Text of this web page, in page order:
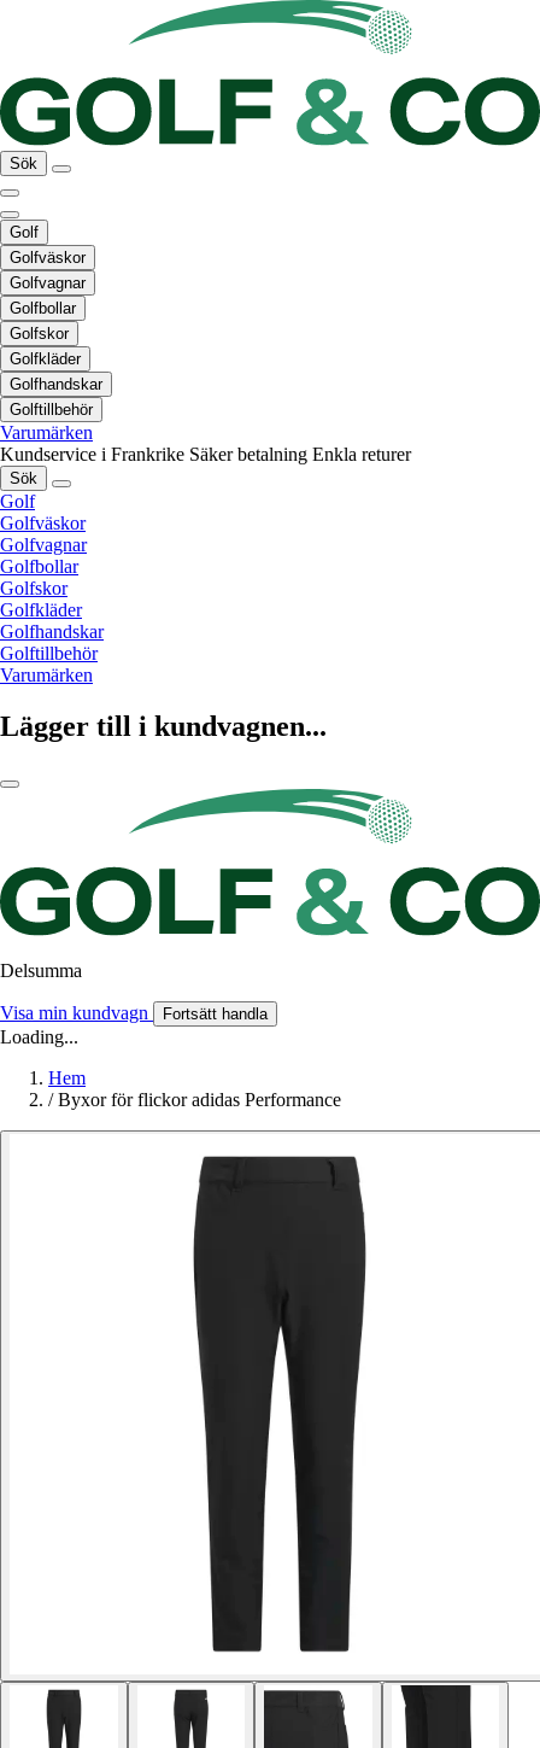
Sök
Golf
Golfväskor
Golfvagnar
Golfbollar
Golfskor
Golfkläder
Golfhandskar
Golftillbehör
Varumärken
Kundservice i Frankrike Säker betalning Enkla returer
Sök
Golf
Golfväskor
Golfvagnar
Golfbollar
Golfskor
Golfkläder
Golfhandskar
Golftillbehör
Varumärken
Lägger till i kundvagnen...
Delsumma
Visa min kundvagn Fortsätt handla
Loading...
Hem
/ Byxor för flickor adidas Performance